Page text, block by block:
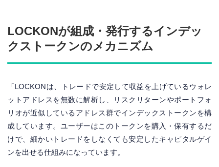
LOCKONが組成・発行するインデッ
クストークンのメカニズム
「LOCKONは、トレードで安定して収益を上げているウォレ
ットアドレスを無数に解析し、リスクリターンやポートフォ
リオが近似しているアドレス群でインデックストークンを構
成しています。ユーザーはこのトークンを購入・保有するだ
けで、細かいトレードをしなくても安定したキャピタルゲイ
ンを出せる仕組みになっています。